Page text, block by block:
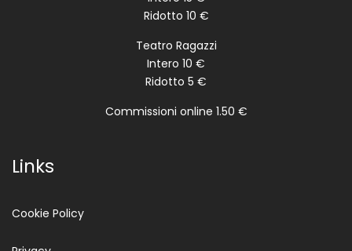
Ridotto 10 €
Teatro Ragazzi
Intero 10 €
Ridotto 5 €
Commissioni online 1.50 €
Links
Cookie Policy